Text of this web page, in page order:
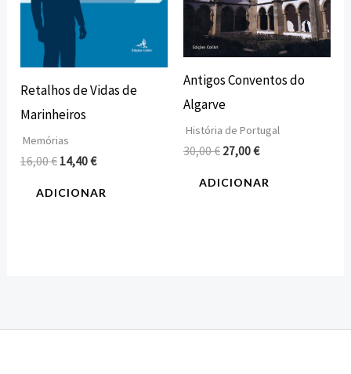
Retalhos de Vidas de
Marinheiros
Memórias
16,00€ 14,40€
ADICIONAR
Antigos Conventos do
Algarve
História de Portugal
30,00€ 27,00€
ADICIONAR